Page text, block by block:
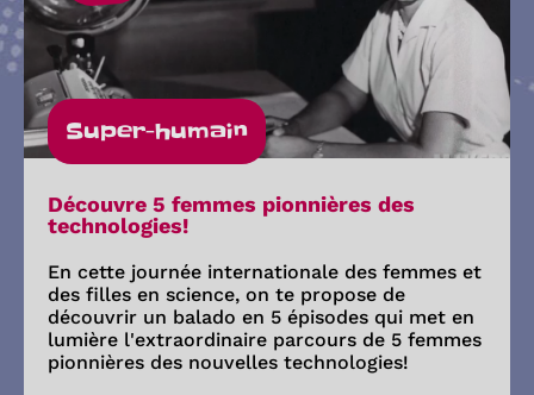
Super-humain
Découvre 5 femmes pionnières des
technologies!
En cette journée internationale des femmes et
des filles en science, on te propose de
découvrir un balado en 5 épisodes qui met en
lumière l'extraordinaire parcours de 5 femmes
pionnières des nouvelles technologies!